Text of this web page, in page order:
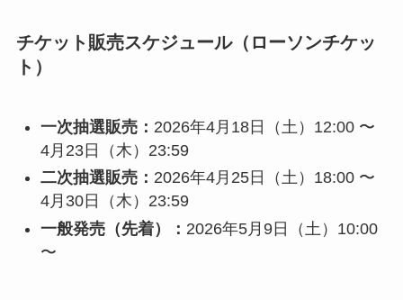
チケット販売スケジュール（ローソンチケッ
ト）
一次抽選販売： 2026年4月18日（土）12:00 〜
4月23日（木）23:59
二次抽選販売： 2026年4月25日（土）18:00 〜
4月30日（木）23:59
一般発売（先着）： 2026年5月9日（土）10:00
〜